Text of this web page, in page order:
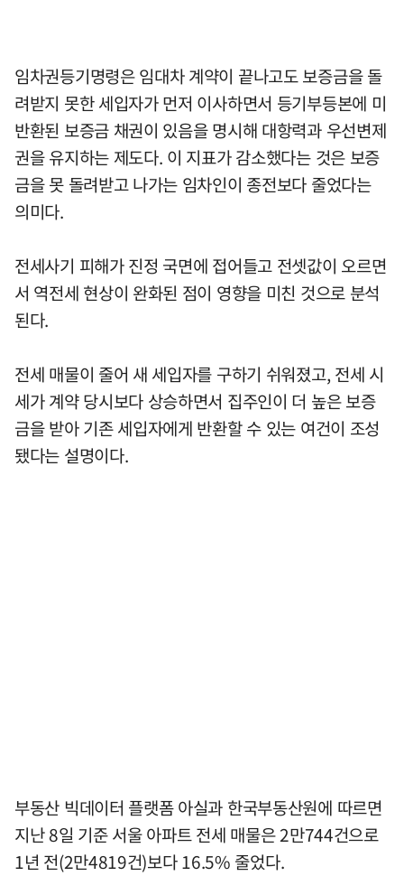
임차권등기명령은 임대차 계약이 끝나고도 보증금을 돌
려받지 못한 세입자가 먼저 이사하면서 등기부등본에 미
반환된 보증금 채권이 있음을 명시해 대항력과 우선변제
권을 유지하는 제도다. 이 지표가 감소했다는 것은 보증
금을 못 돌려받고 나가는 임차인이 종전보다 줄었다는
의미다.
전세사기 피해가 진정 국면에 접어들고 전셋값이 오르면
서 역전세 현상이 완화된 점이 영향을 미친 것으로 분석
된다.
전세 매물이 줄어 새 세입자를 구하기 쉬워졌고, 전세 시
세가 계약 당시보다 상승하면서 집주인이 더 높은 보증
금을 받아 기존 세입자에게 반환할 수 있는 여건이 조성
됐다는 설명이다.
부동산 빅데이터 플랫폼 아실과 한국부동산원에 따르면
지난 8일 기준 서울 아파트 전세 매물은 2만744건으로
1년 전(2만4819건)보다 16.5% 줄었다.